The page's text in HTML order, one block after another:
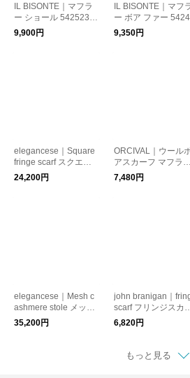
IL BISONTE｜マフラ
ー ショール 5425230
9481
9,900円
IL BISONTE｜マフ
ー ボア ファー
309281
9,350円
elegancese｜Square
fringe scarf スクエア
フリンジスカーフ マ
フラー 224400310
24,200円
ORCIVAL｜ウール
アスカーフ マフラー
r-h0262bff
7,480円
elegancese｜Mesh c
ashmere stole メッシ
ュカシミヤストール
マフラー 224400300
35,200円
john branigan｜
scarf フリンジスカー
フ マフラー fscarf
6,820円
もっと見る